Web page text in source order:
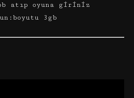
atıp oyuna giriniz
3gb